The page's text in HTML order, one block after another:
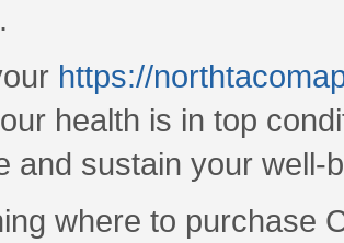
https://
health is in top
and sustain your well-
where to purchase